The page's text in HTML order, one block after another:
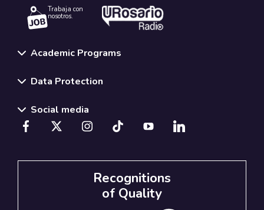
Trabaja con
nosotros.
Academic Programs
Data Protection
Social media
Recognitions
of Quality